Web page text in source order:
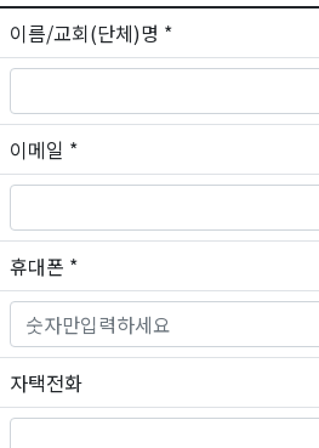
이름/교회(단체)명 *
이메일 *
휴대폰 *
자택전화